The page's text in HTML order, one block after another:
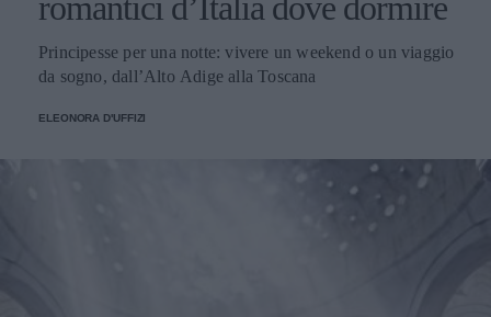
romantici d’Italia dove dormire
Principesse per una notte: vivere un weekend o un viaggio
da sogno, dall’Alto Adige alla Toscana
ELEONORA D'UFFIZI